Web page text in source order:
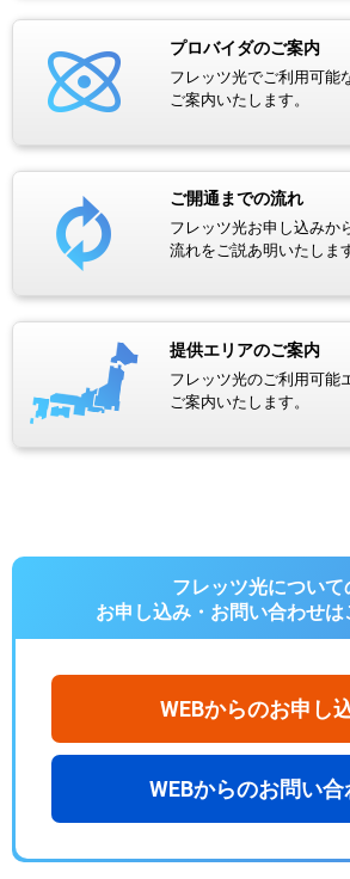
プロバイダのご案内
フレッツ光でご利用可能
ご案内いたします。
ご開通までの流れ
フレッツ光お申し込みか
流れをご説あ明いたしま
提供エリアのご案内
フレッツ光のご利用可能
ご案内いたします。
フレッツ光について
お申し込み・お問い合わせは
WEBからのお申し
WEBからのお問い合